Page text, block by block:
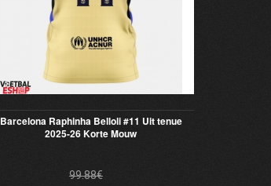
Barcelona Raphinha Belloli #11 Uit tenue
2025-26 Korte Mouw
99.88€